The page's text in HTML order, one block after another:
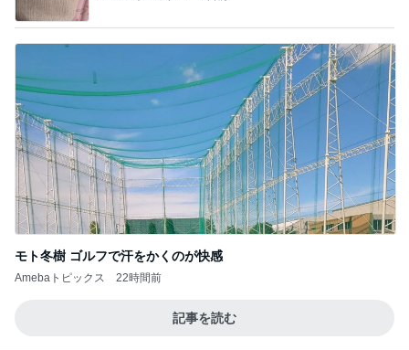
モト冬樹 ゴルフで汗をかくのが快感
Amebaトピックス 22時間前
記事を読む